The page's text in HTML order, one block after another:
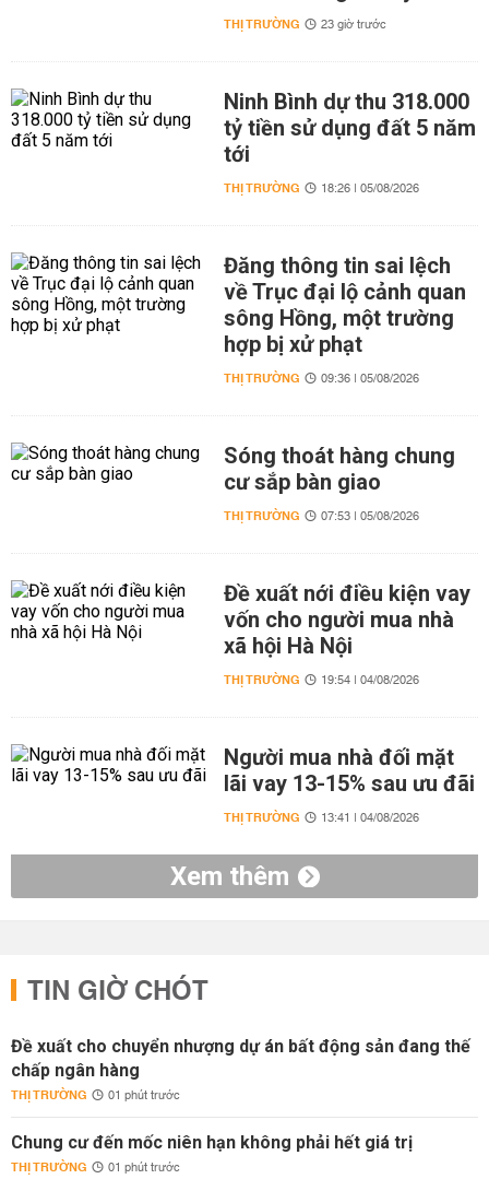
THỊ TRƯỜNG 23 giờ trước
Ninh Bình dự thu 318.000
tỷ tiền sử dụng đất 5 năm
tới
THỊ TRƯỜNG 18:26 | 05/08/2026
Đăng thông tin sai lệch
về Trục đại lộ cảnh quan
sông Hồng, một trường
hợp bị xử phạt
THỊ TRƯỜNG 09:36 | 05/08/2026
Sóng thoát hàng chung
cư sắp bàn giao
THỊ TRƯỜNG 07:53 | 05/08/2026
Đề xuất nới điều kiện vay
vốn cho người mua nhà
xã hội Hà Nội
THỊ TRƯỜNG 19:54 | 04/08/2026
Người mua nhà đối mặt
lãi vay 13-15% sau ưu đãi
THỊ TRƯỜNG 13:41 | 04/08/2026
Xem thêm
TIN GIỜ CHÓT
Đề xuất cho chuyển nhượng dự án bất động sản đang thế
chấp ngân hàng
THỊ TRƯỜNG 01 phút trước
Chung cư đến mốc niên hạn không phải hết giá trị
THỊ TRƯỜNG 01 phút trước